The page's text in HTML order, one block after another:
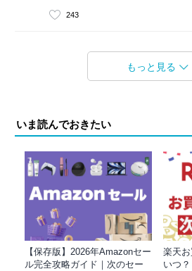
243
もっと見る
いま読んでおきたい
【保存版】2026年Amazonセー
ル完全攻略ガイド｜次のセー
楽天
いつ